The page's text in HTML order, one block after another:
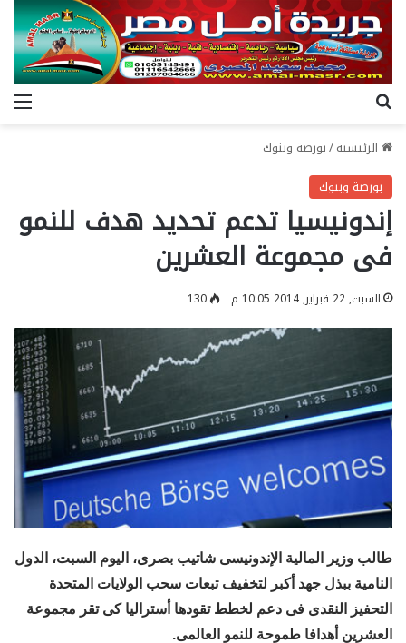
الرئيسية/بورصة وبنوك
بورصة وبنوك
إندونيسيا تدعم تحديد هدف للنمو
فى مجموعة العشرين
السبت, 22 فبراير, 2014 10:05 م 130
طالب وزير المالية الإندونيسى شاتيب بصرى، اليوم السبت، الدول
النامية ببذل جهد أكبر لتخفيف تبعات سحب الولايات المتحدة
التحفيز النقدى فى دعم لخطط تقودها أستراليا كى تقر مجموعة
العشرين أهدافا طموحة للنمو العالمى.